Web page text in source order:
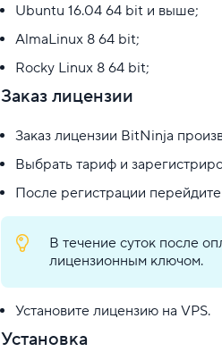
Ubuntu 16.04 64 bit и выше;
AlmaLinux 8 64 bit;
Rocky Linux 8 64 bit;
Заказ лицензии
Заказ лицензии BitNinja
Выбрать тариф и
После регистрации
В течение суток после
лицензионным ключом.
Установите лицензию на VPS.
Установка